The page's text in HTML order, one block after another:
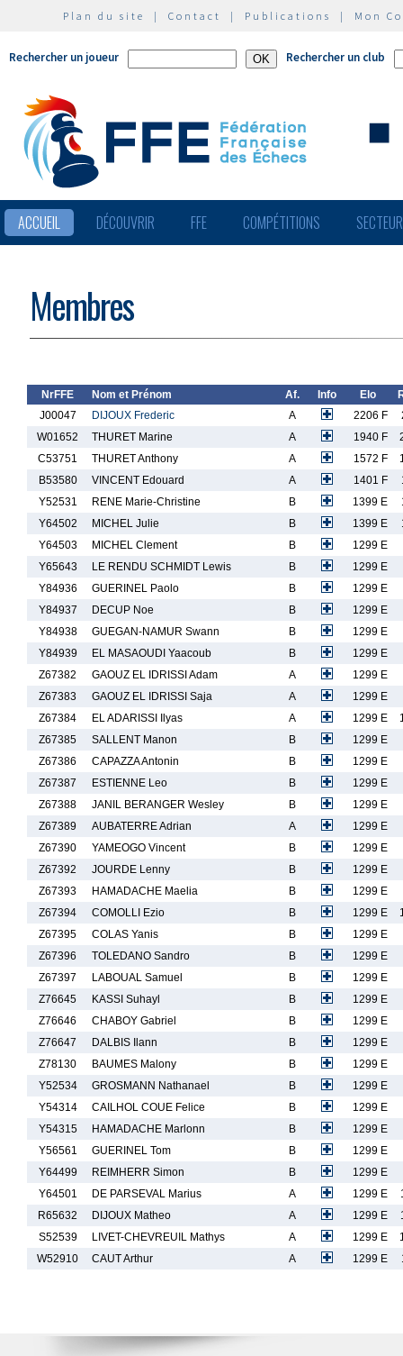
Plan du site | Contact | Publications | Mon
Rechercher un joueur Rechercher un club
ACCUEIL DÉCOUVRIR FFE COMPÉTITIONS
Membres
NrFFE Nom et Prénom Af. Info Elo
J00047
DIJOUX Frederic A 2206 F
W01652
THURET Marine A 1940 F
C53751
THURET Anthony A 1572 F
B53580
VINCENT Edouard A 1401 F
Y52531
RENE Marie-Christine B 1399 E
Y64502
MICHEL Julie B 1399 E
Y64503
MICHEL Clement B
1299 E
Y65643
LE RENDU SCHMIDT Lewis B
1299 E
Y84936
GUERINEL Paolo B
1299 E
Y84937
DECUP Noe B
1299 E
Y84938
GUEGAN-NAMUR Swann B
1299 E
Y84939
EL MASAOUDI Yaacoub B
1299 E
Z67382
GAOUZ EL IDRISSI Adam A
1299 E
Z67383
GAOUZ EL IDRISSI Saja A
1299 E
Z67384
EL ADARISSI Ilyas A 1299 E
Z67385
SALLENT Manon B
1299 E
Z67386
CAPAZZA Antonin B
1299 E
Z67387
ESTIENNE Leo B
1299 E
Z67388
JANIL BERANGER Wesley B
1299 E
Z67389
AUBATERRE Adrian A
1299 E
Z67390
YAMEOGO Vincent B
1299 E
Z67392
JOURDE Lenny B
1299 E
Z67393
HAMADACHE Maelia B
1299 E
Z67394
COMOLLI Ezio B 1299 E
Z67395
COLAS Yanis B
1299 E
Z67396
TOLEDANO Sandro B
1299 E
Z67397
LABOUAL Samuel B
1299 E
Z76645
KASSI Suhayl B
1299 E
Z76646
CHABOY Gabriel B
1299 E
Z76647
DALBIS Ilann B
1299 E
Z78130
BAUMES Malony B
1299 E
Y52534
GROSMANN Nathanael B
1299 E
Y54314
CAILHOL COUE Felice B
1299 E
Y54315
HAMADACHE Marlonn B
1299 E
Y56561
GUERINEL Tom B
1299 E
Y64499
REIMHERR Simon B
1299 E
Y64501
DE PARSEVAL Marius A 1299 E
R65632
DIJOUX Matheo A 1299 E
S52539
LIVET-CHEVREUIL Mathys A 1299 E
W52910
CAUT Arthur A 1299 E